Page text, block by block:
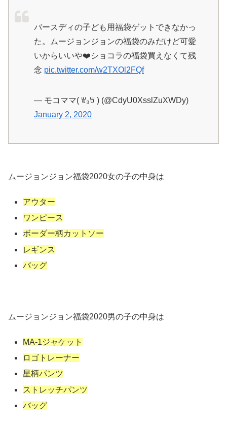
バースディの子ども用福袋ゲットできなかっ
た。ムージョンジョンの福袋のみだけど可愛
いからいいや❤️ショコラの福袋買えなくて残
念 pic.twitter.com/w2TXOl2FQf
— モコママ( ꇐ₃ꇐ ) (@CdyU0XsslZuXWDy)
January 2, 2020
ムージョンジョン福袋2020女の子の中身は
アウター
ワンピース
ボーダー柄カットソー
レギンス
バッグ
ムージョンジョン福袋2020男の子の中身は
MA-1ジャケット
ロゴトレーナー
星柄パンツ
ストレッチパンツ
バッグ